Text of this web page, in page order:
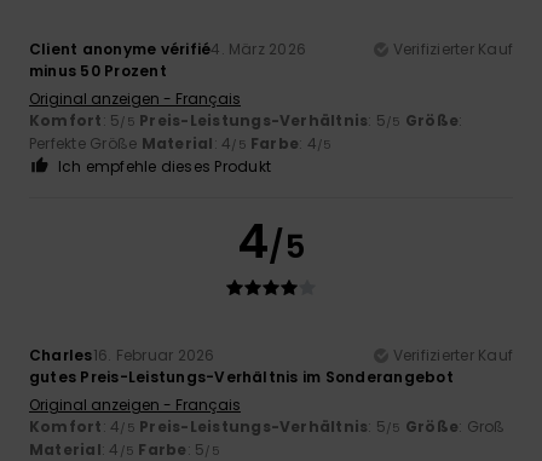
Client anonyme vérifié4. März 2026
Verifizierter Kauf
minus 50 Prozent
Original anzeigen - Français
Komfort: 5/5 Preis-Leistungs-Verhältnis: 5/5 Größe:
Perfekte Größe Material: 4/5 Farbe: 4/5
Ich empfehle dieses Produkt
4/5
Charles16. Februar 2026
Verifizierter Kauf
gutes Preis-Leistungs-Verhältnis im Sonderangebot
Original anzeigen - Français
Komfort: 4/5 Preis-Leistungs-Verhältnis: 5/5 Größe: Groß
Material: 4 /5 Farbe: 5/5